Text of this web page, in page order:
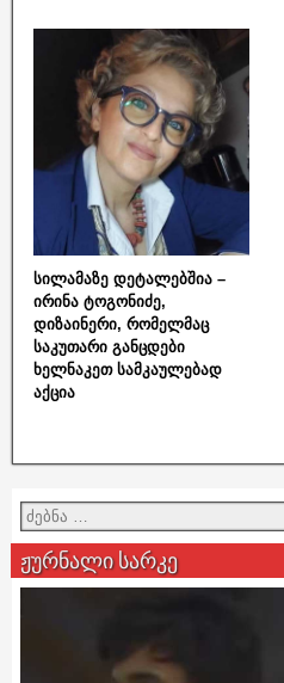
სილამაზე დეტალებშია –
ირინა ტოგონიძე,
დიზაინერი, რომელმაც
საკუთარი განცდები
ხელნაკეთ სამკაულებად
აქცია
ჟურნალი სარკე